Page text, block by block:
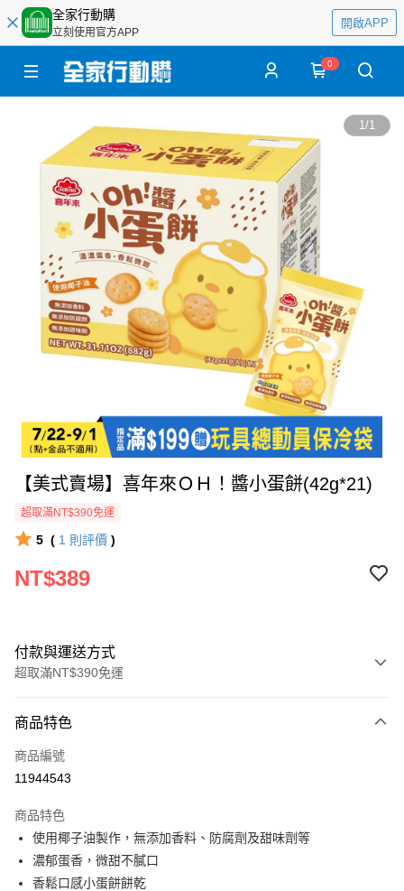
全家行動購
立刻使用官方APP
開啟APP
0
1/1
【美式賣場】喜年來ＯＨ！醬小蛋餅(42g*21)
超取滿NT$390免運
5 ( 1 則評價 )
NT$389
付款與運送方式
超取滿NT$390免運
全家線上支付
超商取貨付款
運送方式
全家取貨付款
每筆NT$40，滿NT$390(含以上)免運費
商品特色
商品編號
11944543
商品特色
使用椰子油製作，無添加香料、防腐劑及甜味劑等
濃郁蛋香，微甜不膩口
香鬆口感小蛋餅餅乾